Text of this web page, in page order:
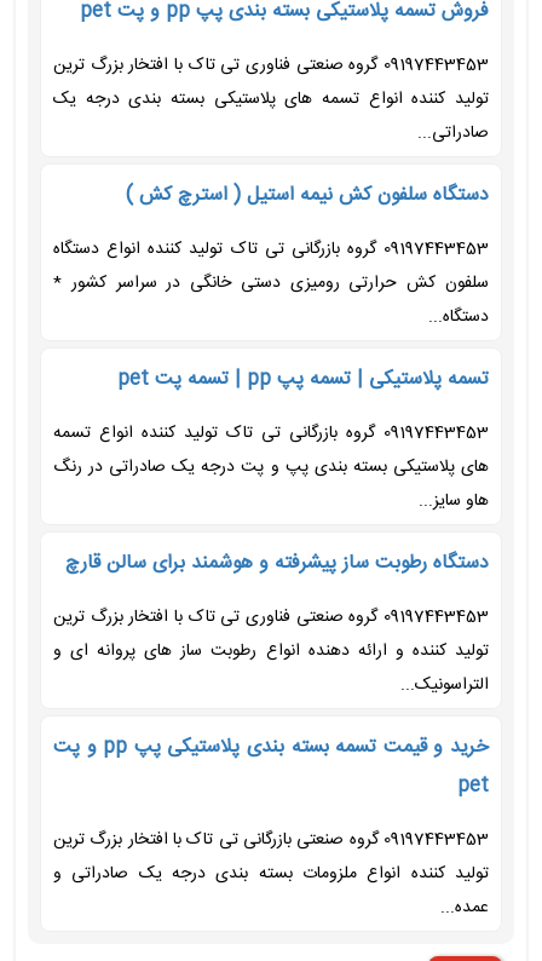
فروش تسمه پلاستیکی بسته بندی پپ pp و پت pet
09197443453 گروه صنعتی فناوری تی تاک با افتخار بزرگ ترین
تولید کننده انواع تسمه های پلاستیکی بسته بندی درجه یک
صادراتی...
دستگاه سلفون کش نیمه استیل ( استرچ کش )
09197443453 گروه بازرگانی تی تاک تولید کننده انواع دستگاه
سلفون کش حرارتی رومیزی دستی خانگی در سراسر کشور *
دستگاه...
تسمه پلاستیکی | تسمه پپ pp | تسمه پت pet
09197443453 گروه بازرگانی تی تاک تولید کننده انواع تسمه
های پلاستیکی بسته بندی پپ و پت درجه یک صادراتی در رنگ
هاو سایز...
دستگاه رطوبت ساز پیشرفته و هوشمند برای سالن قارچ
09197443453 گروه صنعتی فناوری تی تاک با افتخار بزرگ ترین
تولید کننده و ارائه دهنده انواع رطوبت ساز های پروانه ای و
التراسونیک...
خرید و قیمت تسمه بسته بندی پلاستیکی پپ pp و پت
pet
09197443453 گروه صنعتی بازرگانی تی تاک با افتخار بزرگ ترین
تولید کننده انواع ملزومات بسته بندی درجه یک صادراتی و
عمده...